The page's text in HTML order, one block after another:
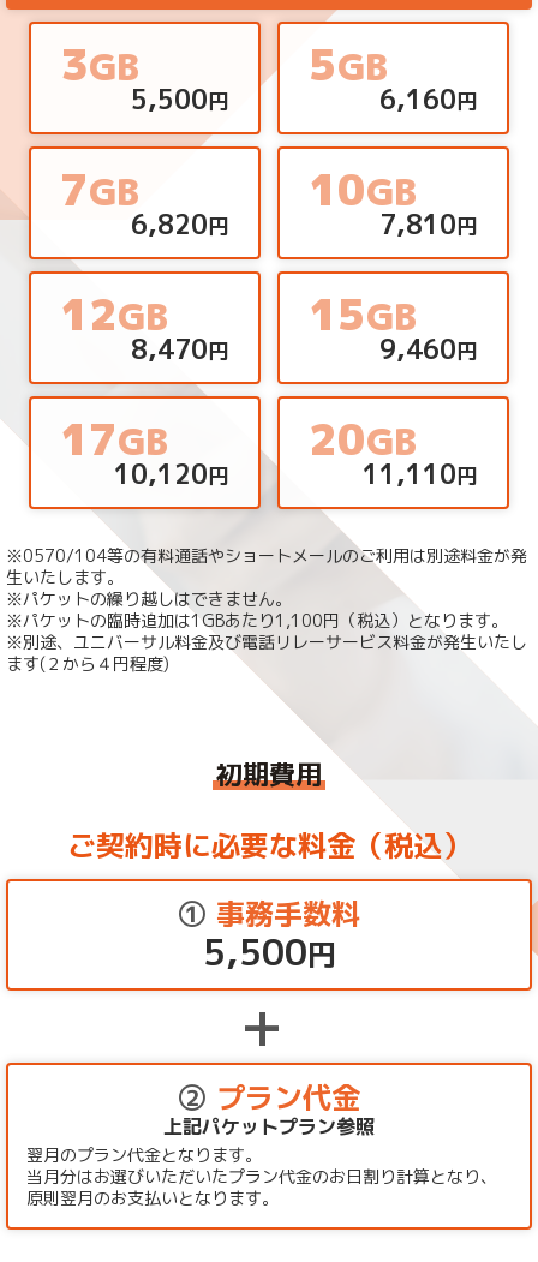
3GB
5,500円
5GB
6,160円
7GB
6,820円
10GB
7,810円
12GB
8,470円
15GB
9,460円
17GB
10,120円
20GB
11,110円
※0570/104等の有料通話やショートメールのご利用は別途料金が発
生いたします。
※パケットの繰り越しはできません。
※パケットの臨時追加は1GBあたり1,100円（税込）となります。
※別途、ユニバーサル料金及び電話リレーサービス料金が発生いたし
ます(２から４円程度)
初期費用
ご契約時に必要な料金（税込）
① 事務手数料
5,500円
② プラン代金
上記パケットプラン参照
翌月のプラン代金となります。
当月分はお選びいただいたプラン代金のお日割り計算となり、
原則翌月のお支払いとなります。